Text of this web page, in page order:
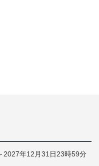
2027年12月31日23時59分